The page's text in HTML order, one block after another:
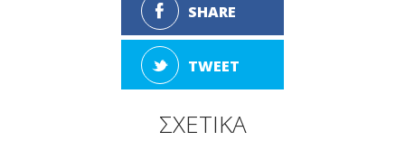
SHARE
TWEET
ΣΧΕΤΙΚΑ